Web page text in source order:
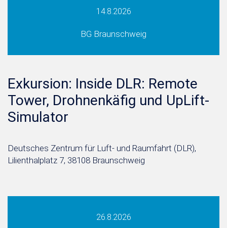
14.8.2026
BG Braunschweig
Exkursion: Inside DLR: Remote
Tower, Drohnenkäfig und UpLift-
Simulator
Deutsches Zentrum für Luft- und Raumfahrt (DLR),
Lilienthalplatz 7, 38108 Braunschweig
26.8.2026